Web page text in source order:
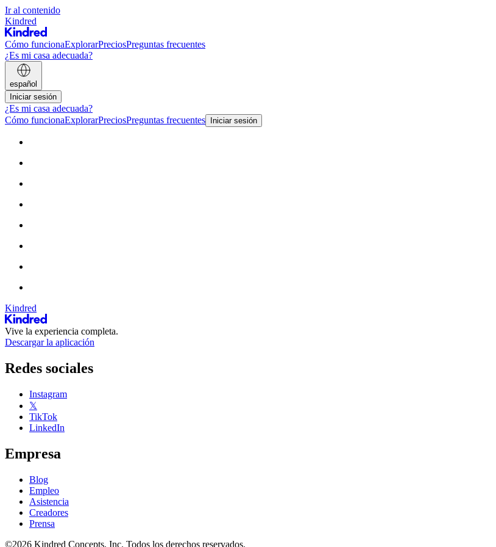
Ir al contenido
Kindred
Cómo funcionaExplorarPreciosPreguntas frecuentes
¿Es mi casa adecuada?
español
Iniciar sesión
¿Es mi casa adecuada?
Cómo funcionaExplorarPreciosPreguntas frecuentes Iniciar sesión
Kindred
Vive la experiencia completa.
Descargar la aplicación
Redes sociales
Instagram
𝕏
TikTok
LinkedIn
Empresa
Blog
Empleo
Asistencia
Creadores
Prensa
©2026 Kindred Concepts, Inc. Todos los derechos reservados.